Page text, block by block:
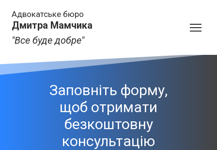
Адвокатське бюро
Дмитра Мамчика
"Все буде добре"
Заповніть форму,
щоб отримати
безкоштовну
консультацію